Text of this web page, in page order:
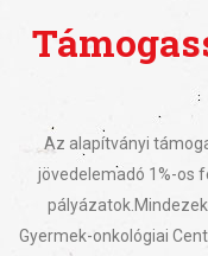
Az alapítványi
jövedelemadó 1%-os
pályázatok.
Gyermek-onkológiai